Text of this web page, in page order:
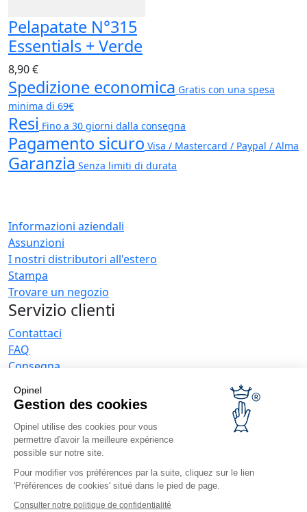
Opinel
Gestion des cookies
Opinel utilise des cookies pour vous
permettre d'avoir la meilleure expérience
possible sur notre site.
Pour modifier vos préférences par la suite, cliquez sur le lien
'Préférences de cookies' situé dans le pied de page.
Consulter notre politique de confidentialité
Pelapatate N°315
Essentials + Verde
8,90 €
Spedizione economica Gratis con una spesa
minima di 69€
Resi Fino a 30 giorni dalla consegna
Pagamento sicuro Visa / Mastercard / Paypal / Alma
Garanzia Senza limiti di durata
Informazioni aziendali
Assunzioni
I nostri distributori all'estero
Stampa
Trovare un negozio
Servizio clienti
Contattaci
FAQ
Consegna
Resi entro 30 giorni
Servizio post-vendita e Manutenzione lame
Condizioni generali di vendita
Offerte aziende
Regali d'affari
Ristoratori